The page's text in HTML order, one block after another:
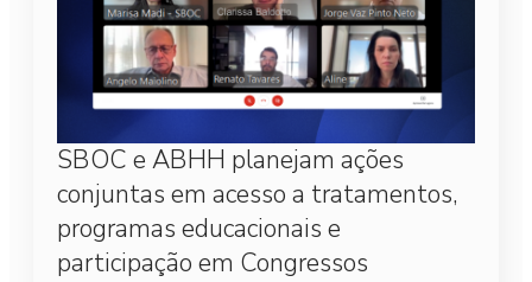
SBOC e ABHH planejam ações
conjuntas em acesso a tratamentos,
programas educacionais e
participação em Congressos